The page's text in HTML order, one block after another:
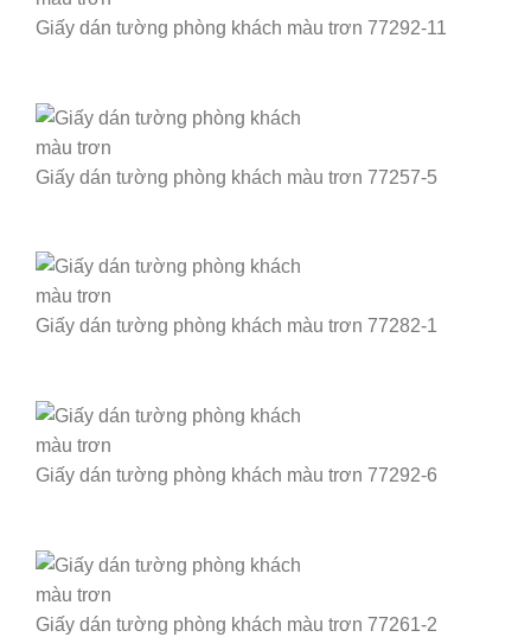
Giấy dán tường phòng khách màu trơn 77292-11
Giấy dán tường phòng khách màu trơn 77257-5
Giấy dán tường phòng khách màu trơn 77282-1
Giấy dán tường phòng khách màu trơn 77292-6
Giấy dán tường phòng khách màu trơn 77261-2